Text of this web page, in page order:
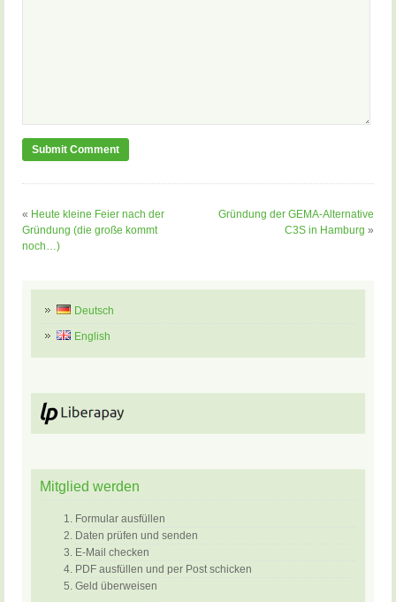
« Heute kleine Feier nach der
Gründung (die große kommt
noch…)
Gründung der GEMA-Alternative
C3S in Hamburg »
Deutsch
English
Mitglied werden
Formular ausfüllen
Daten prüfen und senden
E-Mail checken
PDF ausfüllen und per Post schicken
Geld überweisen